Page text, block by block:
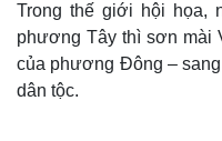
Trong thế giới hội họa,
phương Tây thì sơn mài
của phương Đông –
dân tộc.